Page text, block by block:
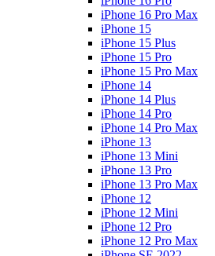
iPhone 16 Pro Max
iPhone 15
iPhone 15 Plus
iPhone 15 Pro
iPhone 15 Pro Max
iPhone 14
iPhone 14 Plus
iPhone 14 Pro
iPhone 14 Pro Max
iPhone 13
iPhone 13 Mini
iPhone 13 Pro
iPhone 13 Pro Max
iPhone 12
iPhone 12 Mini
iPhone 12 Pro
iPhone 12 Pro Max